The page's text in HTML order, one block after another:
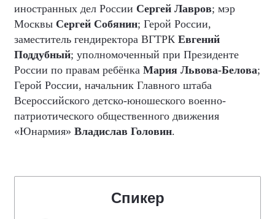
иностранных дел России Сергей Лавров; мэр
Москвы Сергей Собянин; Герой России,
заместитель гендиректора ВГТРК Евгений
Поддубный; уполномоченный при Президенте
России по правам ребёнка Мария Львова-Белова;
Герой России, начальник Главного штаба
Всероссийского детско-юношеского военно-
патриотического общественного движения
«Юнармия» Владислав Головин.
Спикер